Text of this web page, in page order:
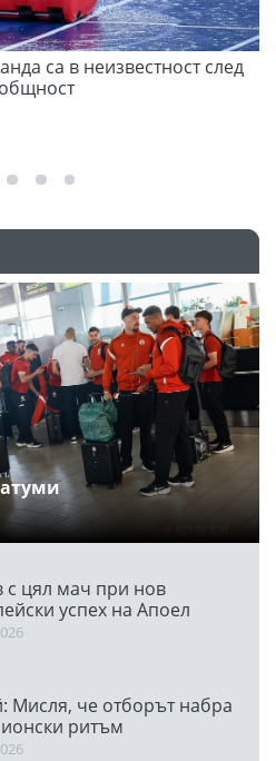
са в неизвестност след
с цял мач при нов
успех на Апоел
Мисля, че отборът набра
ритъм